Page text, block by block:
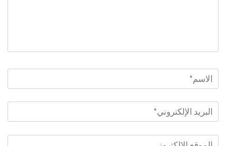
الاسم
البريد
الإلكتروني*
الموقع